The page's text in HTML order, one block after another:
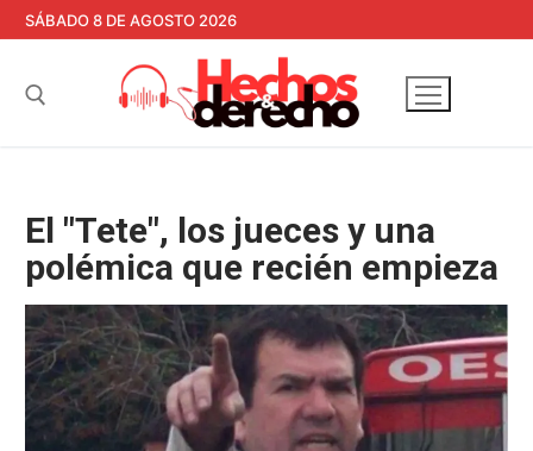
contenido
SÁBADO 8 DE AGOSTO 2026
El "Tete", los jueces y una
polémica que recién empieza